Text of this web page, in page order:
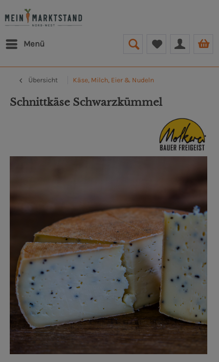
Menü
Übersicht Käse, Milch, Eier & Nudeln
Schnittkäse Schwarzkümmel